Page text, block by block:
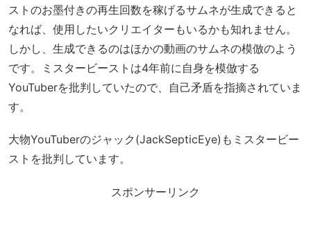
ストのお墨付きの再生回数を稼げるサムネが生成できると
なれば、使用したいクリエイターもいるかも知れません。
しかし、生成できるのはほかの動画のサムネの模倣のよう
です。ミスタービーストは4年前に自身を模倣する
YouTuberを批判していたので、自己矛盾を指摘されていま
す。
大物YouTuberのジャック(JackSepticEye)もミスタービー
ストを批判しています。
スポンサーリンク